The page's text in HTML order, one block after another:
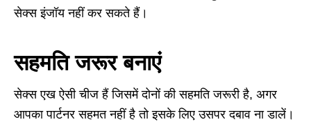
सेक्‍स इंजॉय नहीं कर सकते हैं।
सहमति जरूर बनाएं
सेक्स एख ऐसी चीज हैं जिसमें दोनों की सहमति जरूरी है, अगर
आपका पार्टनर सहमत नहीं है तो इसके लिए उसपर दबाव ना डालें।